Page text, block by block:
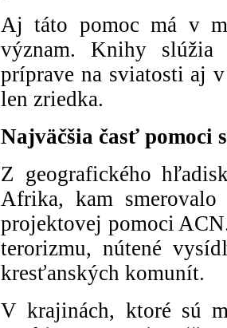
Aj táto pomoc má v
význam. Knihy slúžia
príprave na sviatosti aj
len zriedka.
Najväčšia časť pomoci
Z geografického
Afrika, kam smerovalo
projektovej pomoci
terorizmu, nútené
kresťanských komunít.
V krajinách, ktoré sú